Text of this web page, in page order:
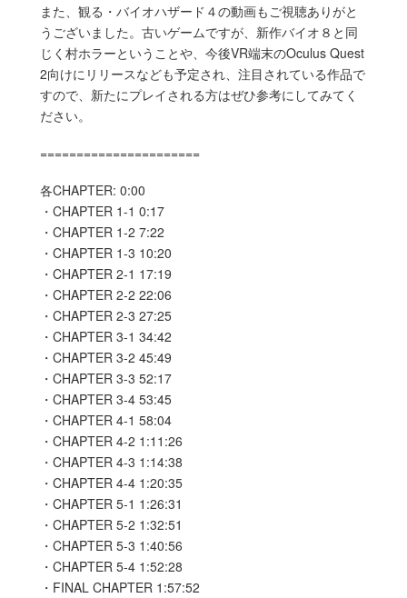
また、観る・バイオハザード４の動画もご視聴ありがと
うございました。古いゲームですが、新作バイオ８と同
じく村ホラーということや、今後VR端末のOculus Quest
2向けにリリースなども予定され、注目されている作品で
すので、新たにプレイされる方はぜひ参考にしてみてく
ださい。
======================
各CHAPTER: 0:00
・CHAPTER 1-1 0:17
・CHAPTER 1-2 7:22
・CHAPTER 1-3 10:20
・CHAPTER 2-1 17:19
・CHAPTER 2-2 22:06
・CHAPTER 2-3 27:25
・CHAPTER 3-1 34:42
・CHAPTER 3-2 45:49
・CHAPTER 3-3 52:17
・CHAPTER 3-4 53:45
・CHAPTER 4-1 58:04
・CHAPTER 4-2 1:11:26
・CHAPTER 4-3 1:14:38
・CHAPTER 4-4 1:20:35
・CHAPTER 5-1 1:26:31
・CHAPTER 5-2 1:32:51
・CHAPTER 5-3 1:40:56
・CHAPTER 5-4 1:52:28
・FINAL CHAPTER 1:57:52